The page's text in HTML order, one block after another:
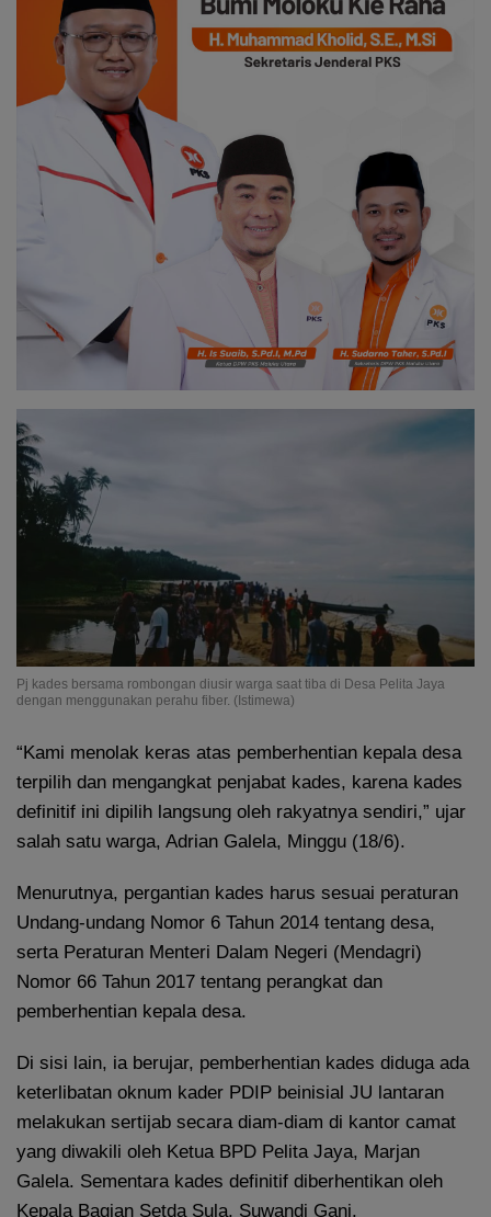
Pj kades bersama rombongan diusir warga saat tiba di Desa Pelita Jaya
dengan menggunakan perahu fiber. (Istimewa)
“Kami menolak keras atas pemberhentian kepala desa
terpilih dan mengangkat penjabat kades, karena kades
definitif ini dipilih langsung oleh rakyatnya sendiri,” ujar
salah satu warga, Adrian Galela, Minggu (18/6).
Menurutnya, pergantian kades harus sesuai peraturan
Undang-undang Nomor 6 Tahun 2014 tentang desa,
serta Peraturan Menteri Dalam Negeri (Mendagri)
Nomor 66 Tahun 2017 tentang perangkat dan
pemberhentian kepala desa.
Di sisi lain, ia berujar, pemberhentian kades diduga ada
keterlibatan oknum kader PDIP beinisial JU lantaran
melakukan sertijab secara diam-diam di kantor camat
yang diwakili oleh Ketua BPD Pelita Jaya, Marjan
Galela. Sementara kades definitif diberhentikan oleh
Kepala Bagian Setda Sula, Suwandi Gani.